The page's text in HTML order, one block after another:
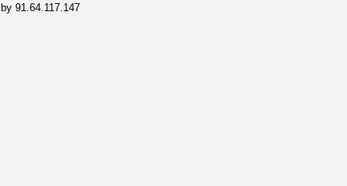
91.64.117.147